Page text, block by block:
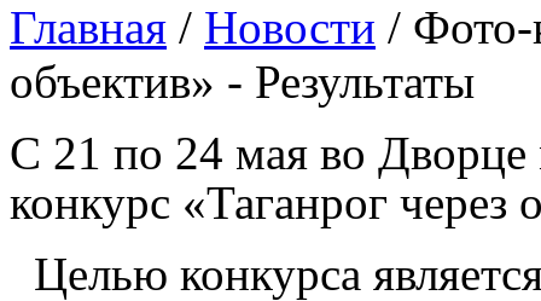
Главная / Новости / Фото-
объектив» - Результаты
С 21 по 24 мая во
конкурс «Таганрог через
Целью конкурса